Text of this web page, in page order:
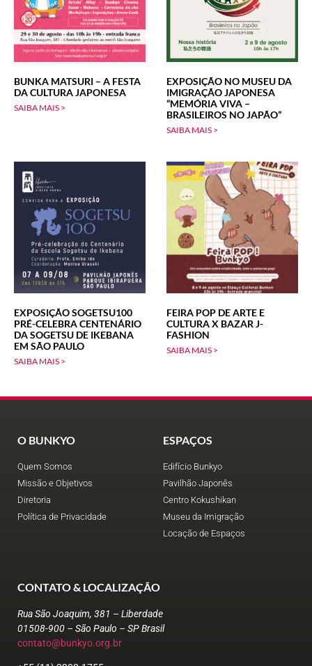
BUNKA MATSURI – A FESTA
DA CULTURA JAPONESA
SAIBA MAIS >
EXPOSIÇÃO NO MUSEU DA
IMIGRAÇÃO JAPONESA
“MEMÓRIA VIVA –
BRASILEIROS NO JAPÃO”
SAIBA MAIS >
EXPOSIÇÃO SOGETSU100
PRÉ-CELEBRA CENTENÁRIO
DA SOGETSU DE IKEBANA
EM SÃO PAULO
SAIBA MAIS >
FEIRA POP DE ARTE E
CULTURA X BAZAR J-
FASHION
SAIBA MAIS >
O BUNKYO
Quem Somos
Missão e Objetivos
Diretoria
Política de Privacidade
ESPAÇOS
Edifício Bunkyo
Pavilhão Japonês
Centro Kokushikan
Museu da Imigração
Locação de Espaços
CONTATO & LOCALIZAÇÃO
Rua São Joaquim, 381 – Liberdade
01508-900 – São Paulo – SP Brasil
contato@bunkyo.org.br